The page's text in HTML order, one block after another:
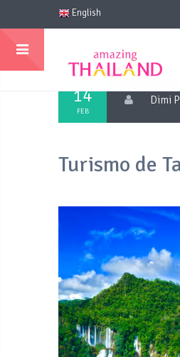
English
14
FEB
Dimi
Turismo de